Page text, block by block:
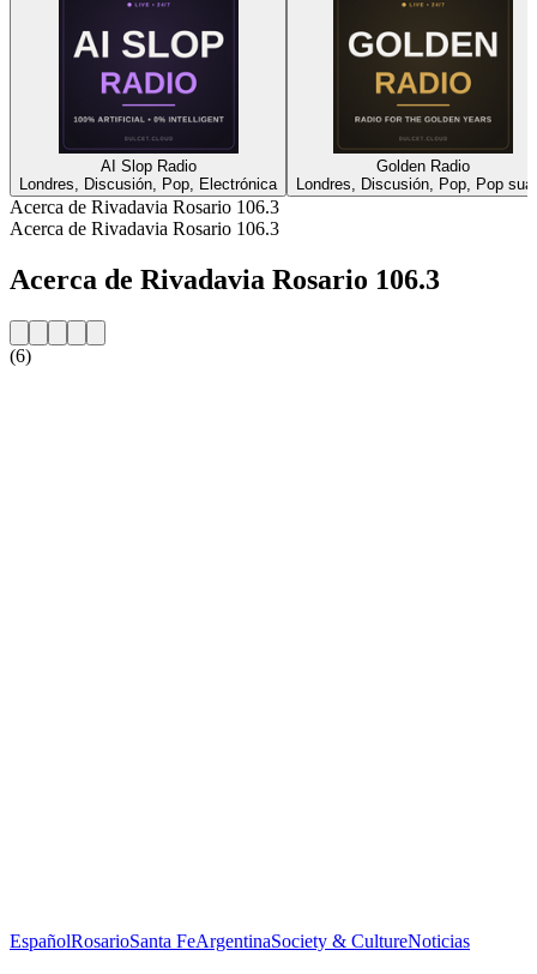
AI Slop Radio
Londres, Discusión, Pop, Electrónica
Golden Radio
Londres, Discusión, Pop, Pop
Acerca de Rivadavia Rosario 106.3
Acerca de Rivadavia Rosario 106.3
Acerca de Rivadavia Rosario 106.3
(6)
EspañolRosarioSanta FeArgentinaSociety & CultureNoticias